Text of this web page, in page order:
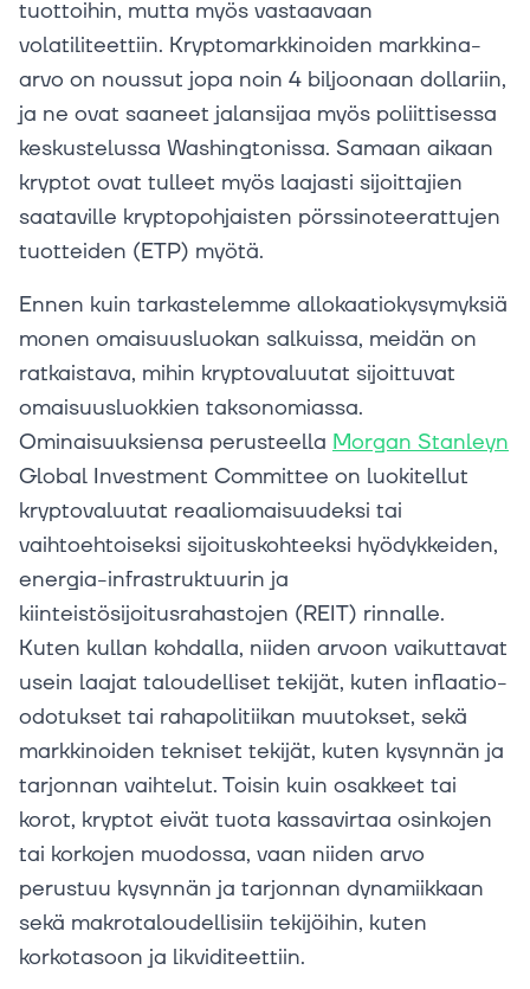
tuottoihin, mutta myös vastaavaan
volatiliteettiin. Kryptomarkkinoiden markkina-
arvo on noussut jopa noin 4 biljoonaan dollariin,
ja ne ovat saaneet jalansijaa myös poliittisessa
keskustelussa Washingtonissa. Samaan aikaan
kryptot ovat tulleet myös laajasti sijoittajien
saataville kryptopohjaisten pörssinoteerattujen
tuotteiden (ETP) myötä.
Ennen kuin tarkastelemme allokaatiokysymyksiä
monen omaisuusluokan salkuissa, meidän on
ratkaistava, mihin kryptovaluutat sijoittuvat
omaisuusluokkien taksonomiassa.
Ominaisuuksiensa perusteella Morgan Stanleyn
Global Investment Committee on luokitellut
kryptovaluutat reaaliomaisuudeksi tai
vaihtoehtoiseksi sijoituskohteeksi hyödykkeiden,
energia-infrastruktuurin ja
kiinteistösijoitusrahastojen (REIT) rinnalle.
Kuten kullan kohdalla, niiden arvoon vaikuttavat
usein laajat taloudelliset tekijät, kuten inflaatio-
odotukset tai rahapolitiikan muutokset, sekä
markkinoiden tekniset tekijät, kuten kysynnän ja
tarjonnan vaihtelut. Toisin kuin osakkeet tai
korot, kryptot eivät tuota kassavirtaa osinkojen
tai korkojen muodossa, vaan niiden arvo
perustuu kysynnän ja tarjonnan dynamiikkaan
sekä makrotaloudellisiin tekijöihin, kuten
korkotasoon ja likviditeettiin.